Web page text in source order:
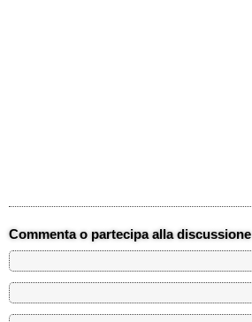
Commenta o partecipa alla discussione